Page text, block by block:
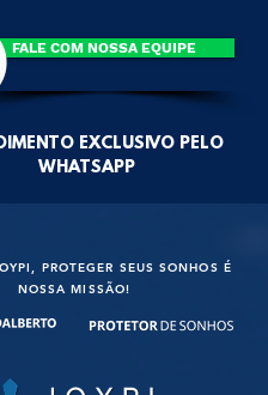
FALE COM NOSSA EQUIPE
EXCLUSIVO PELO
WHATSAPP
PROTEGER SEUS SONHOS É
NOSSA MISSÃO!